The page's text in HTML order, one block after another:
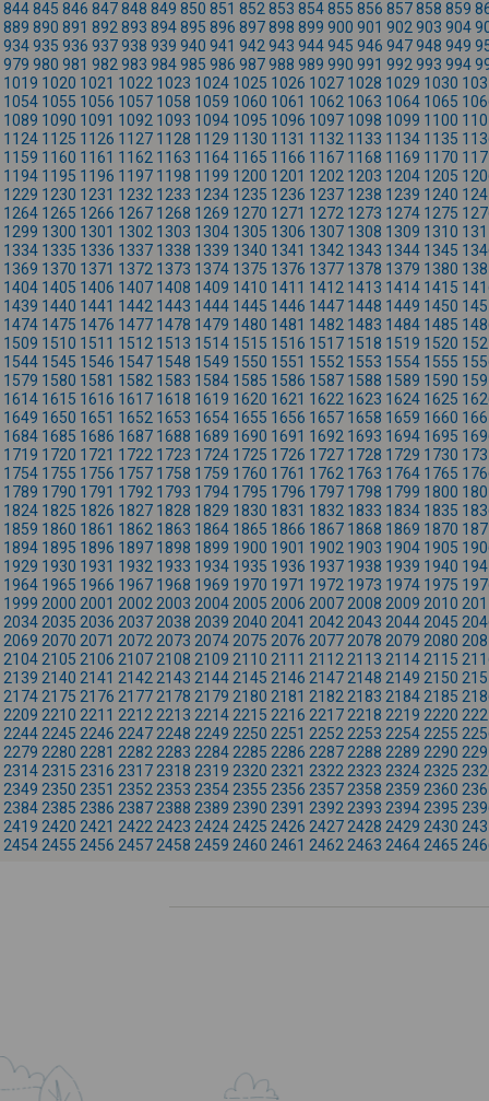
844845 846 847848 849 850 851 852 853 854855 856 857858 859
889 890 891 892 893 894895 896 897898 899 900 901 902 903 904
934935 936 937938 939 940 941 942 943 944945 946 947948 949
979 980 981 982 983 984985 986 987988 989 990 991 992 993 994
1019 1020 1021 1022 1023 1024 1025 1026 1027 1028 1029 1030
1054 1055 1056 1057 1058 1059 1060 1061 1062 1063 1064 1065
1089 1090 1091 1092 1093 1094 1095 1096 1097 1098 1099 1100
1124 1125 1126 1127 1128 1129 1130 1131 1132 1133 1134 1135
1159 1160 1161 1162 1163 1164 1165 1166 1167 1168 1169 1170
1194 1195 1196 1197 1198 1199 1200 1201 1202 1203 1204 1205
1229 1230 1231 1232 1233 1234 1235 1236 1237 1238 1239 1240
1264 1265 1266 1267 1268 1269 1270 1271 1272 1273 1274 1275
1299 1300 1301 1302 1303 1304 1305 1306 1307 1308 1309 1310
1334 1335 1336 1337 1338 1339 1340 1341 1342 1343 1344 1345
1369 1370 1371 1372 1373 1374 1375 1376 1377 1378 1379 1380
1404 1405 1406 1407 1408 1409 1410 1411 1412 1413 1414 1415
1439 1440 1441 1442 1443 1444 1445 1446 1447 1448 1449 1450
1474 1475 1476 1477 1478 1479 1480 1481 1482 1483 1484 1485
1509 1510 1511 1512 1513 1514 1515 1516 1517 1518 1519 1520
1544 1545 1546 1547 1548 1549 1550 1551 1552 1553 1554 1555
1579 1580 1581 1582 1583 1584 1585 1586 1587 1588 1589 1590
1614 1615 1616 1617 1618 1619 1620 1621 1622 1623 1624 1625
1649 1650 1651 1652 1653 1654 1655 1656 1657 1658 1659 1660
1684 1685 1686 1687 1688 1689 1690 1691 1692 1693 1694 1695
1719 1720 1721 1722 1723 1724 1725 1726 1727 1728 1729 1730
1754 1755 1756 1757 1758 1759 1760 1761 1762 1763 1764 1765
1789 1790 1791 1792 1793 1794 1795 1796 1797 1798 1799 1800
1824 1825 1826 1827 1828 1829 1830 1831 1832 1833 1834 1835
1859 1860 1861 1862 1863 1864 1865 1866 1867 1868 1869 1870
1894 1895 1896 1897 1898 1899 1900 1901 1902 1903 1904 1905
1929 1930 1931 1932 1933 1934 1935 1936 1937 1938 1939 1940
1964 1965 1966 1967 1968 1969 1970 1971 1972 1973 1974 1975
1999 2000 2001 2002 2003 2004 2005 2006 2007 2008 2009 2010
2034 2035 2036 2037 2038 2039 2040 2041 2042 2043 2044 2045
2069 2070 2071 2072 2073 2074 2075 2076 2077 2078 2079 2080
2104 2105 2106 2107 2108 2109 2110 2111 2112 2113 2114 2115
2139 2140 2141 2142 2143 2144 2145 2146 2147 2148 2149 2150
2174 2175 2176 2177 2178 2179 2180 2181 2182 2183 2184 2185
2209 2210 2211 2212 2213 2214 2215 2216 2217 2218 2219 2220
2244 2245 2246 2247 2248 2249 2250 2251 2252 2253 2254 2255
2279 2280 2281 2282 2283 2284 2285 2286 2287 2288 2289 2290
2314 2315 2316 2317 2318 2319 2320 2321 2322 2323 2324 2325
2349 2350 2351 2352 2353 2354 2355 2356 2357 2358 2359 2360
2384 2385 2386 2387 2388 2389 2390 2391 2392 2393 2394 2395
2419 2420 2421 2422 2423 2424 2425 2426 2427 2428 2429 2430
2454 2455 2456 2457 2458 2459 2460 2461 2462 2463 2464 2465